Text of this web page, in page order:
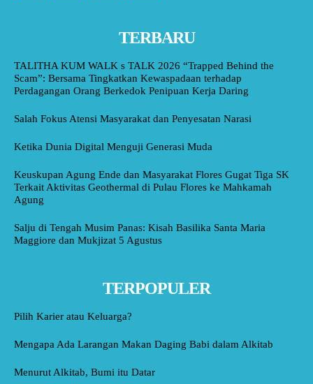
TERBARU
TALITHA KUM WALK s TALK 2026 “Trapped Behind the
Scam”: Bersama Tingkatkan Kewaspadaan terhadap
Perdagangan Orang Berkedok Penipuan Kerja Daring
Salah Fokus Atensi Masyarakat dan Penyesatan Narasi
Ketika Dunia Digital Menguji Generasi Muda
Keuskupan Agung Ende dan Masyarakat Flores Gugat Tiga SK
Terkait Aktivitas Geothermal di Pulau Flores ke Mahkamah
Agung
Salju di Tengah Musim Panas: Kisah Basilika Santa Maria
Maggiore dan Mukjizat 5 Agustus
TERPOPULER
Pilih Karier atau Keluarga?
Mengapa Ada Larangan Makan Daging Babi dalam Alkitab
Menurut Alkitab, Bumi itu Datar